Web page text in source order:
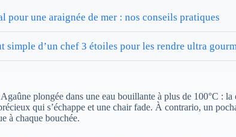
pour une araignée de mer : nos conseils pratiques
simple d’un chef 3 étoiles pour les rendre ultra
plongée dans une eau bouillante à plus de 100°C :
qui s’échappe et une chair fade. À contrario, un
à chaque bouchée.